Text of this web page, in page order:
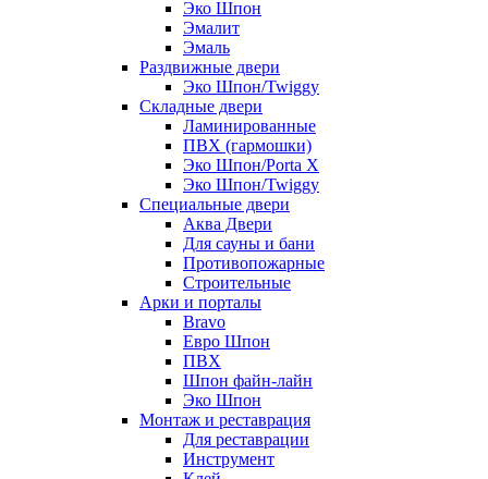
Эко Шпон
Эмалит
Эмаль
Раздвижные двери
Эко Шпон/Twiggy
Складные двери
Ламинированные
ПВХ (гармошки)
Эко Шпон/Porta X
Эко Шпон/Twiggy
Специальные двери
Аква Двери
Для сауны и бани
Противопожарные
Строительные
Арки и порталы
Bravo
Евро Шпон
ПВХ
Шпон файн-лайн
Эко Шпон
Монтаж и реставрация
Для реставрации
Инструмент